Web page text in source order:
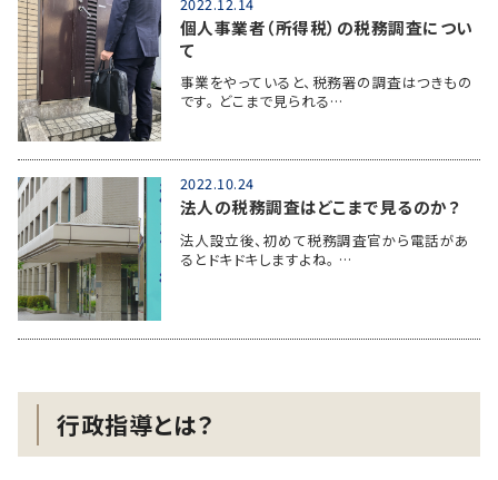
個人事業者（所得税）の税務調査につい
て
事業をやっていると、税務署の調査はつきもの
です。 どこまで見られる…
2022.10.24
法人の税務調査はどこまで見るのか？
法人設立後、初めて税務調査官から電話があ
るとドキドキしますよね。 …
行政指導とは？